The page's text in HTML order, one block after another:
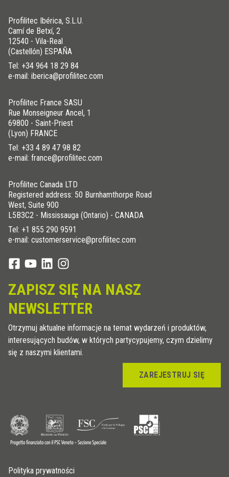
Profilitec Ibérica, S.L.U.
Camí de Betxí, 2
12540 - Vila-Real
(Castellón) ESPAÑA
Tel: +34 964 18 29 84
e-mail: iberica@profilitec.com
Profilitec France SASU
Rue Monseigneur Ancel, 1
69800 - Saint-Priest
(Lyon) FRANCE
Tel: +33 4 89 47 98 82
e-mail: france@profilitec.com
Profilitec Canada LTD
Registered address: 50 Burnhamthorpe Road
West, Suite 900
L5B3C2 - Mississauga (Ontario) - CANADA
Tel: +1 855 290 9591
e-mail: customerservice@profilitec.com
ZAPISZ SIĘ NA NASZ
NEWSLETTER
Otrzymuj aktualne informacje na temat wydarzeń i produktów,
interesujących budów, w których partycypujemy, czym dzielimy
się z naszymi klientami.
ZAREJESTRUJ SIĘ
Polityka prywatności